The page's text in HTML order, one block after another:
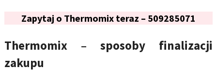
Zapytaj o Thermomix teraz – 509285071
Thermomix – sposoby finalizacji
zakupu